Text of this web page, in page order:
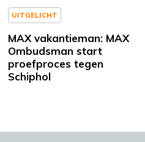
UITGELICHT
MAX vakantieman: MAX
Ombudsman start
proefproces tegen
Schiphol